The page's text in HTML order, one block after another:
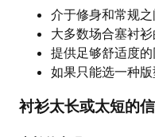
介于修身和常规
大多数场合塞衬
提供足够舒适度
如果只能选一种
衬衫太长或太短的